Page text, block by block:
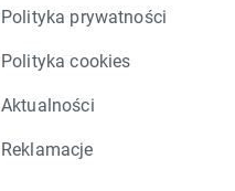
Polityka prywatności
Polityka cookies
Aktualności
Reklamacje